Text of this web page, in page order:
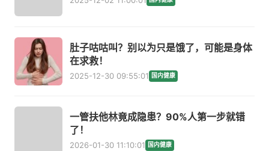
肚子咕咕叫？别以为只是饿了，可能是身体
在求救！
2025-12-30 09:55:01 国内健康
一管扶他林竟成隐患？90%人第一步就错
了！
2026-01-30 11:10:01 国内健康